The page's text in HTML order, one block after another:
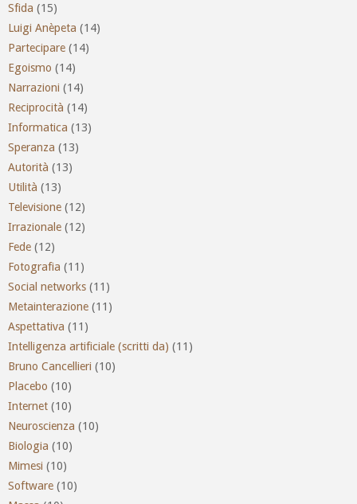
Sfida (15)
Luigi Anèpeta (14)
Partecipare (14)
Egoismo (14)
Narrazioni (14)
Reciprocità (14)
Informatica (13)
Speranza (13)
Autorità (13)
Utilità (13)
Televisione (12)
Irrazionale (12)
Fede (12)
Fotografia (11)
Social networks (11)
Metainterazione (11)
Aspettativa (11)
Intelligenza artificiale (scritti da) (11)
Bruno Cancellieri (10)
Placebo (10)
Internet (10)
Neuroscienza (10)
Biologia (10)
Mimesi (10)
Software (10)